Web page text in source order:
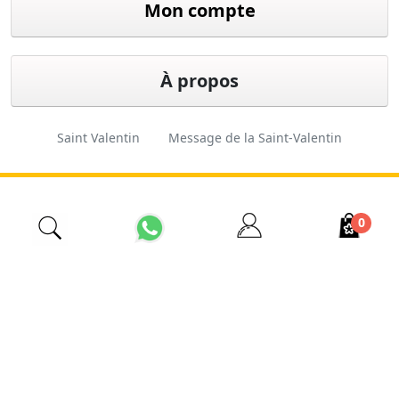
0
Mon compte
À propos
Saint Valentin Message de la Saint-Valentin
İzmir Çiçekçi Fleuriste pas cher Ordre des fleurs